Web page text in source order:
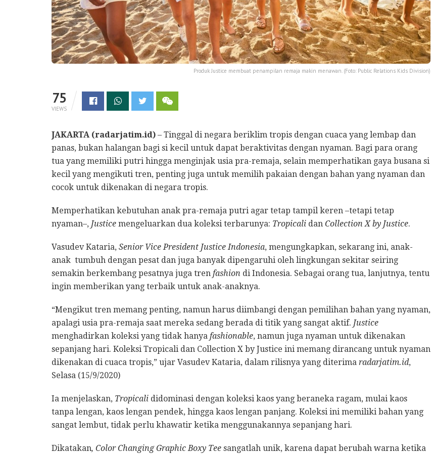
Produk Justice membuat penampilan remaja makin menawan. (Foto: Public Relations Kids Division)
75
VIEWS
JAKARTA (radarjatim.id) – Tinggal di negara beriklim tropis dengan cuaca yang lembap dan
panas, bukan halangan bagi si kecil untuk dapat beraktivitas dengan nyaman. Bagi para orang
tua yang memiliki putri hingga menginjak usia pra-remaja, selain memperhatikan gaya busana si
kecil yang mengikuti tren, penting juga untuk memilih pakaian dengan bahan yang nyaman dan
cocok untuk dikenakan di negara tropis.
Memperhatikan kebutuhan anak pra-remaja putri agar tetap tampil keren –tetapi tetap
nyaman–, Justice mengeluarkan dua koleksi terbarunya: Tropicali dan Collection X by Justice.
Vasudev Kataria, Senior Vice President Justice Indonesia, mengungkapkan, sekarang ini, anak-
anak tumbuh dengan pesat dan juga banyak dipengaruhi oleh lingkungan sekitar seiring
semakin berkembang pesatnya juga tren fashion di Indonesia. Sebagai orang tua, lanjutnya, tentu
ingin memberikan yang terbaik untuk anak-anaknya.
“Mengikut tren memang penting, namun harus diimbangi dengan pemilihan bahan yang nyaman,
apalagi usia pra-remaja saat mereka sedang berada di titik yang sangat aktif. Justice
menghadirkan koleksi yang tidak hanya fashionable, namun juga nyaman untuk dikenakan
sepanjang hari. Koleksi Tropicali dan Collection X by Justice ini memang dirancang untuk nyaman
dikenakan di cuaca tropis,” ujar Vasudev Kataria, dalam rilisnya yang diterima radarjatim.id,
Selasa (15/9/2020)
Ia menjelaskan, Tropicali didominasi dengan koleksi kaos yang beraneka ragam, mulai kaos
tanpa lengan, kaos lengan pendek, hingga kaos lengan panjang. Koleksi ini memiliki bahan yang
sangat lembut, tidak perlu khawatir ketika menggunakannya sepanjang hari.
Dikatakan, Color Changing Graphic Boxy Tee sangatlah unik, karena dapat berubah warna ketika